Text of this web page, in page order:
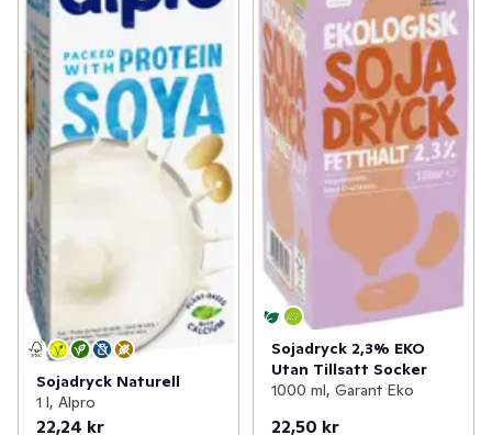
Sojadryck Naturell
1 l, Alpro
22,24 kr
Sojadryck 2,3% EKO
Utan Tillsatt Socker
1000 ml, Garant Eko
22,50 kr